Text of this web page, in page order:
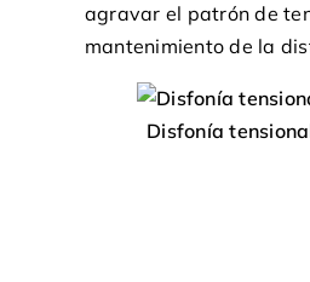
agravar el patrón de
mantenimiento de la
Disfonía